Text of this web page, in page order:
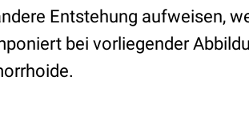
Entstehung aufweisen,
bei vorliegender